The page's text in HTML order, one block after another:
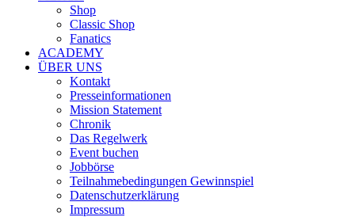
Shop
Classic Shop
Fanatics
ACADEMY
ÜBER UNS
Kontakt
Presseinformationen
Mission Statement
Chronik
Das Regelwerk
Event buchen
Jobbörse
Teilnahmebedingungen Gewinnspiel
Datenschutzerklärung
Impressum